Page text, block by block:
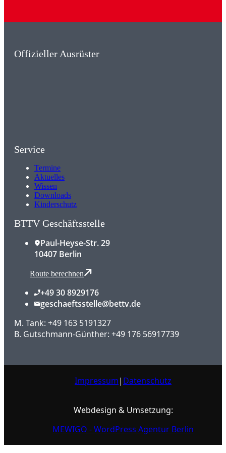
Offizieller Ausrüster
Service
Termine
Aktuelles
Wissen
Downloads
Kinderschutz
BTTV Geschäftsstelle
Paul-Heyse-Str. 29
10407 Berlin
Route berechnen
+49 30 8929176
geschaeftsstelle@bettv.de
M. Tank: +49 163 5191327
B. Gutschmann-Günther: +49 176 56917739
Impressum| Datenschutz
Webdesign & Umsetzung:
MEWIGO - WordPress Agentur Berlin